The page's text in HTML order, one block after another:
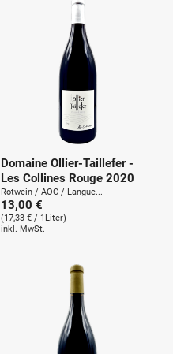
Domaine Ollier-Taillefer -
Les Collines Rouge 2020
Rotwein / AOC / Langue...
13,00 €
(17,33 € / 1Liter)
inkl. MwSt.